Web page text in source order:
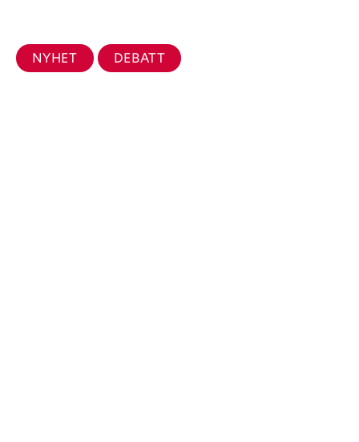
NYHET DEBATT